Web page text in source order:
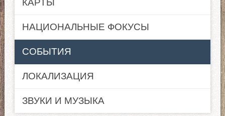
КАРТЫ
НАЦИОНАЛЬНЫЕ ФОКУСЫ
СОБЫТИЯ
ЛОКАЛИЗАЦИЯ
ЗВУКИ И МУЗЫКА